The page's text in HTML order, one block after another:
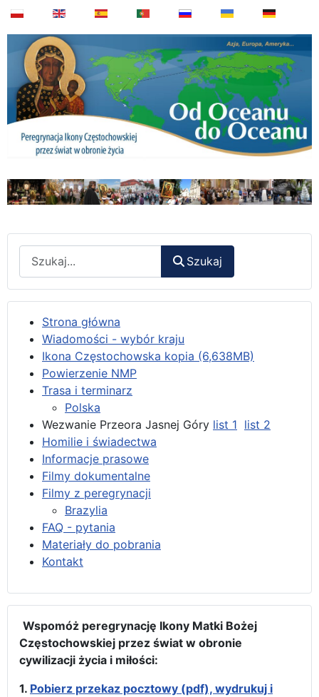
Szukaj
Strona główna
Wiadomości - wybór kraju
Ikona Częstochowska kopia (6,638MB)
Powierzenie NMP
Trasa i terminarz
Polska
Wezwanie Przeora Jasnej Góry list 1 list 2
Homilie i świadectwa
Informacje prasowe
Filmy dokumentalne
Filmy z peregrynacji
Brazylia
FAQ - pytania
Materiały do pobrania
Kontakt
Wspomóż peregrynację Ikony Matki Bożej
Częstochowskiej przez świat w obronie
cywilizacji życia i miłości:
1. Pobierz przekaz pocztowy (pdf), wydrukuj i